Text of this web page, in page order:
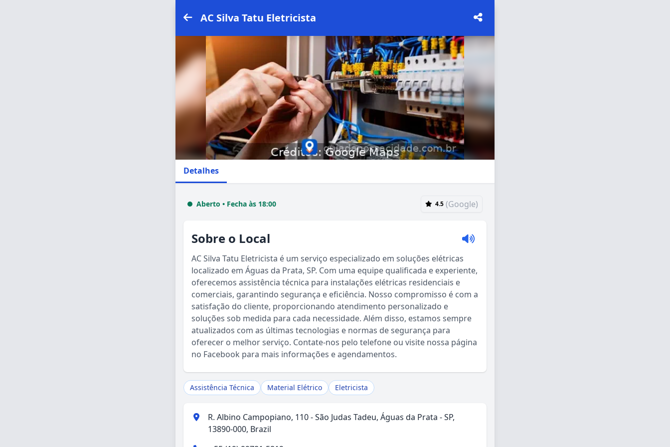
AC Silva Tatu Eletricista
Detalhes
Aberto • Fecha às 18:00 4.5 (Google)
Sobre o Local
AC Silva Tatu Eletricista é um serviço especializado em soluções elétricas
localizado em Águas da Prata, SP. Com uma equipe qualificada e experiente,
oferecemos assistência técnica para instalações elétricas residenciais e
comerciais, garantindo segurança e eficiência. Nosso compromisso é com a
satisfação do cliente, proporcionando atendimento personalizado e
soluções sob medida para cada necessidade. Além disso, estamos sempre
atualizados com as últimas tecnologias e normas de segurança para
oferecer o melhor serviço. Contate-nos pelo telefone ou visite nossa página
no Facebook para mais informações e agendamentos.
Assistência Técnica Material Elétrico Eletricista
R. Albino Campopiano, 110 - São Judas Tadeu, Águas da Prata - SP,
13890-000, Brazil
Sou Turista em Águas da Prata